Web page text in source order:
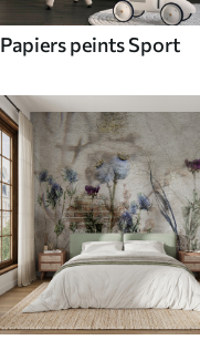
Papiers peints Sport